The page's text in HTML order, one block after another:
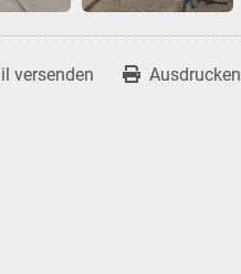
versenden Ausdrucken